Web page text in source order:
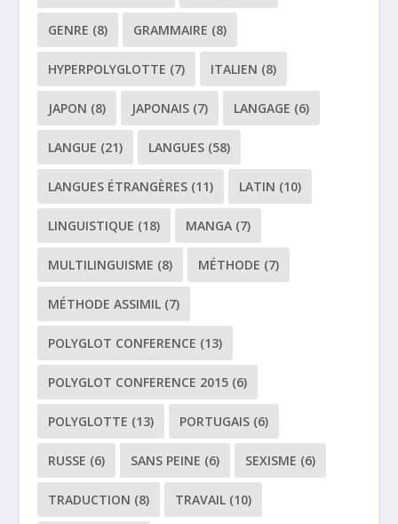
GENRE (8) GRAMMAIRE (8)
HYPERPOLYGLOTTE (7) ITALIEN (8)
JAPON (8) JAPONAIS (7) LANGAGE (6)
LANGUE (21) LANGUES (58)
LANGUES ÉTRANGÈRES (11) LATIN (10)
LINGUISTIQUE (18) MANGA (7)
MULTILINGUISME (8) MÉTHODE (7)
MÉTHODE ASSIMIL (7)
POLYGLOT CONFERENCE (13)
POLYGLOT CONFERENCE 2015 (6)
POLYGLOTTE (13) PORTUGAIS (6)
RUSSE (6) SANS PEINE (6) SEXISME (6)
TRADUCTION (8) TRAVAIL (10)